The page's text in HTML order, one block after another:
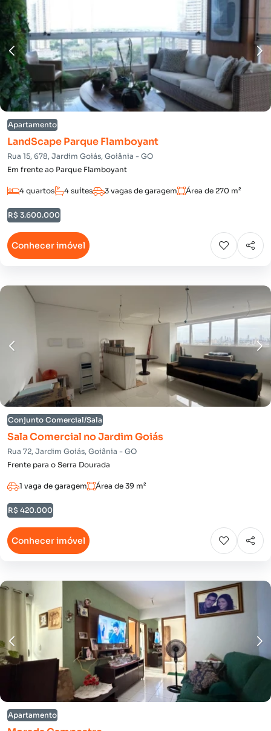
Apartamento
LandScape Parque Flamboyant
Rua 15, 678, Jardim Goiás, Goiânia - GO
Em frente ao Parque Flamboyant
4 quartos 4 suítes 3 vagas de garagem Área de 270 m²
R$ 3.600.000
Conhecer imóvel
Conjunto Comercial/Sala
Sala Comercial no Jardim Goiás
Rua 72, Jardim Goiás, Goiânia - GO
Frente para o Serra Dourada
1 vaga de garagem Área de 39 m²
R$ 420.000
Conhecer imóvel
Apartamento